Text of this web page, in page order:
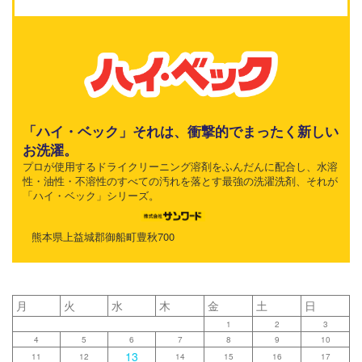
「ハイ・ベック」それは、衝撃的でまったく新しい
お洗濯。
プロが使用するドライクリーニング溶剤をふんだんに配合し、水溶
性・油性・不溶性のすべての汚れを落とす最強の洗濯洗剤、それが
「ハイ・ベック」シリーズ。
熊本県上益城郡御船町豊秋700
月 火 水 木 金 土 日
1 2
3
4
5 6 7 8 9
10
11
12 13 14 15 16 17